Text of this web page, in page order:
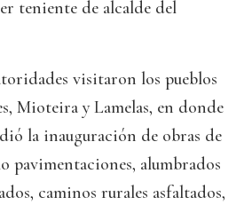
teniente de alcalde del
visitaron los pueblos
Mioteira y Lamelas, en donde
la inauguración de obras de
pavimentaciones, alumbrados
caminos rurales asfaltados,